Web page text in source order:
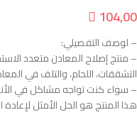
 104,00
– لوصف التفصيلي:
– منتج إصلاح المعادن متعدد
التشققات، اللحام، والتلف في
– سواء كنت تواجه مشاكل في
هذا المنتج هو الحل الأمثل لإعادة